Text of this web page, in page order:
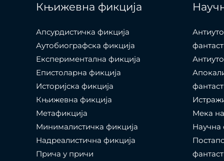
Књижевна фикција
Апсурдистичка фикција
Аутобиографска фикција
Експериментална фикција
Епистоларна фикција
Историјска фикција
Књижевна фикција
Метафикција
Минималистичка фикција
Надреалистична фикција
Прича у причи
Мека
Научна